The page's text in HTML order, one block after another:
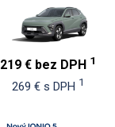
219 € bez DPH 1
269 € s DPH 1